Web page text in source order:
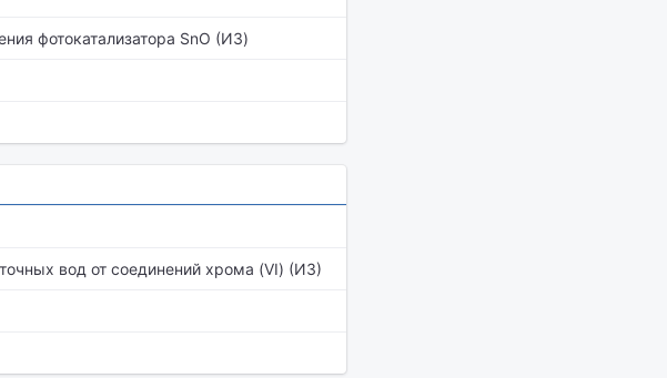
фотокатализатора SnO (ИЗ)
вод от соединений хрома (VI) (ИЗ)